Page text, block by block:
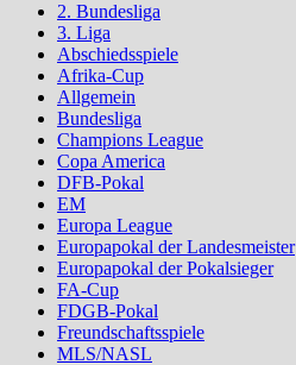
2. Bundesliga
3. Liga
Abschiedsspiele
Afrika-Cup
Allgemein
Bundesliga
Champions League
Copa America
DFB-Pokal
EM
Europa League
Europapokal der Landesmeister
Europapokal der Pokalsieger
FA-Cup
FDGB-Pokal
Freundschaftsspiele
MLS/NASL